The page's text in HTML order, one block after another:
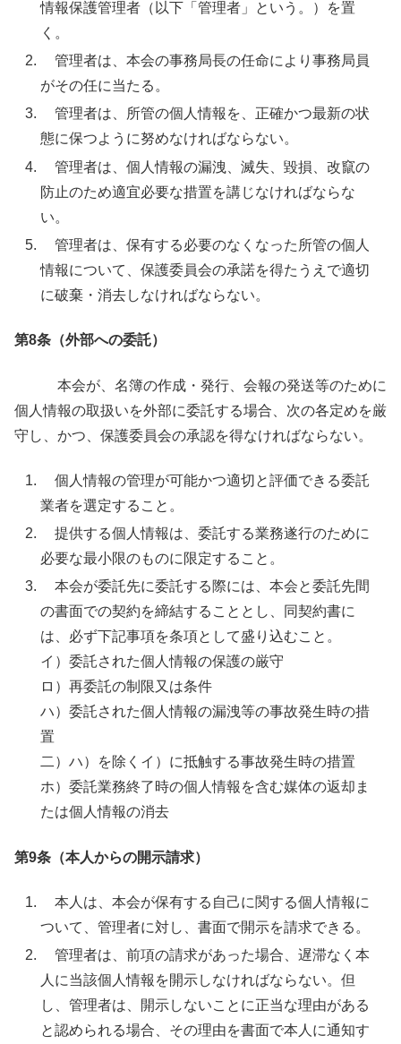
情報保護管理者（以下「管理者」という。）を置
く。
管理者は、本会の事務局長の任命により事務局員
がその任に当たる。
管理者は、所管の個人情報を、正確かつ最新の状
態に保つように努めなければならない。
管理者は、個人情報の漏洩、滅失、毀損、改竄の
防止のため適宜必要な措置を講じなければならな
い。
管理者は、保有する必要のなくなった所管の個人
情報について、保護委員会の承諾を得たうえで適切
に破棄・消去しなければならない。
第8条（外部への委託）
本会が、名簿の作成・発行、会報の発送等のために
個人情報の取扱いを外部に委託する場合、次の各定めを厳
守し、かつ、保護委員会の承認を得なければならない。
個人情報の管理が可能かつ適切と評価できる委託
業者を選定すること。
提供する個人情報は、委託する業務遂行のために
必要な最小限のものに限定すること。
本会が委託先に委託する際には、本会と委託先間
の書面での契約を締結することとし、同契約書に
は、必ず下記事項を条項として盛り込むこと。
イ）委託された個人情報の保護の厳守
ロ）再委託の制限又は条件
ハ）委託された個人情報の漏洩等の事故発生時の措
置
二）ハ）を除くイ）に抵触する事故発生時の措置
ホ）委託業務終了時の個人情報を含む媒体の返却ま
たは個人情報の消去
第9条（本人からの開示請求）
本人は、本会が保有する自己に関する個人情報に
ついて、管理者に対し、書面で開示を請求できる。
管理者は、前項の請求があった場合、遅滞なく本
人に当該個人情報を開示しなければならない。但
し、管理者は、開示しないことに正当な理由がある
と認められる場合、その理由を書面で本人に通知す